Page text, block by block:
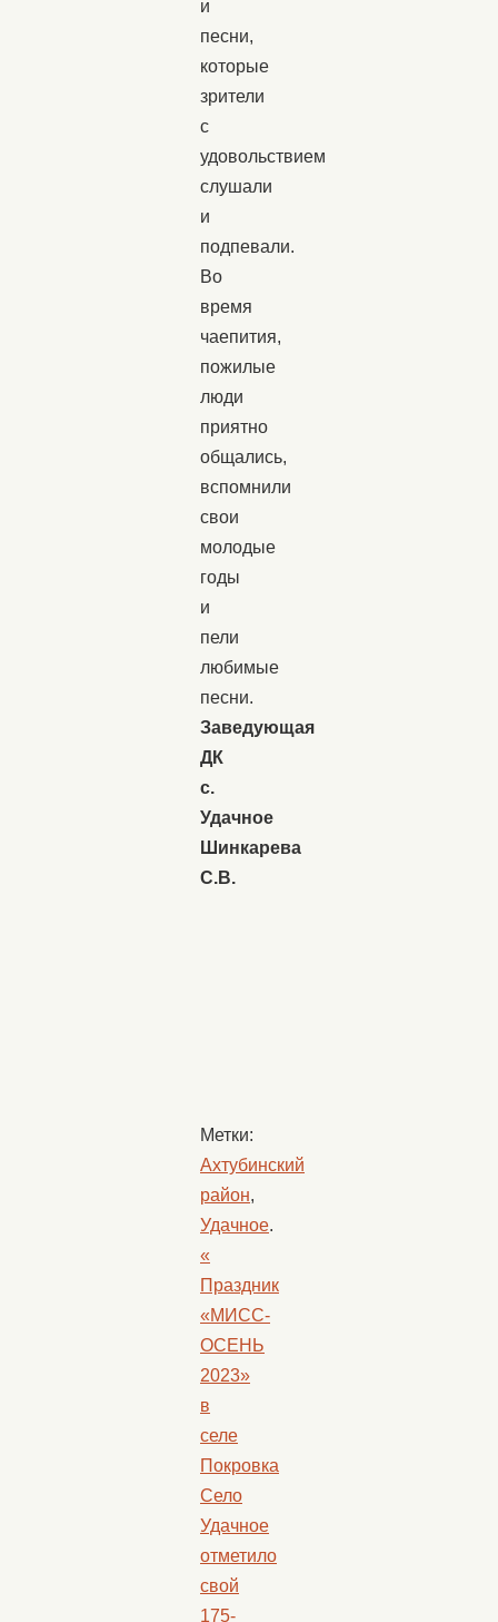
и
песни,
которые
зрители
с
удовольствием
слушали
и
подпевали.
Во
время
чаепития,
пожилые
люди
приятно
общались,
вспомнили
свои
молодые
годы
и
пели
любимые
песни.
Заведующая
ДК
с.
Удачное
Шинкарева
С.В.
Метки:
Ахтубинский
район,
Удачное.
«
Праздник
«МИСС-
ОСЕНЬ
2023»
в
селе
Покровка
Село
Удачное
отметило
свой
175-